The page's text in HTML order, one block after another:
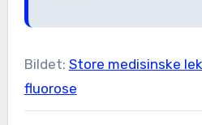
Bildet: Store medisinske
fluorose